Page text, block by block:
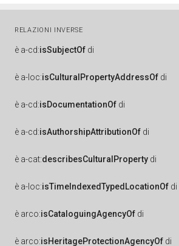
RELAZIONI INVERSE
è a-cd:isSubjectOf di
è a-loc:isCulturalPropertyAddressOf di
è a-cd:isDocumentationOf di
è a-cd:isAuthorshipAttributionOf di
è a-cat:describesCulturalProperty di
è a-loc:isTimeIndexedTypedLocationOf di
è arco:isCataloguingAgencyOf di
è arco:isHeritageProtectionAgencyOf di